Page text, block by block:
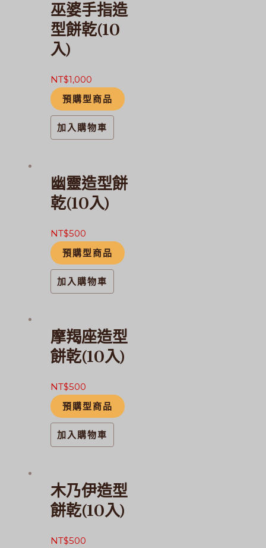
品
頁
選
項
巫婆手指造
型餅乾(10
入)
NT$1,000
預購型商品
加入購物車
幽靈造型餅
乾(10入)
NT$500
預購型商品
加入購物車
摩羯座造型
餅乾(10入)
NT$500
預購型商品
加入購物車
木乃伊造型
餅乾(10入)
NT$500